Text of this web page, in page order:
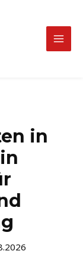
Main
in